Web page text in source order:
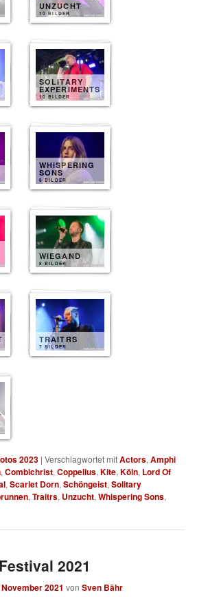
UNZUCHT
10 BILDER
SOLITARY
EXPERIMENTS
10 BILDER
WHISPERING
SONS
8 BILDER
WIEGAND
8 BILDER
TRAITRS
7 BILDER
2023 |Verschlagwortet mitActors,Amphi
,Combichrist,Coppelius,Kite,Köln, Lord Of
,Scarlet Dorn,Schöngeist,Solitary
,Traitrs, Unzucht,Whispering Sons,
2021
2021 vonSven Bähr